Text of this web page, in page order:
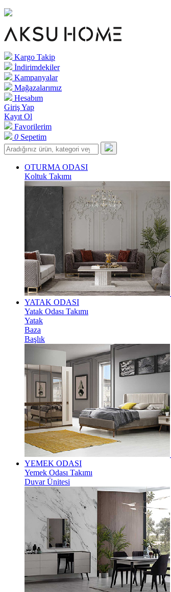
Kargo Takip
İndirimdekiler
Kampanyalar
Mağazalarımız
Hesabım
Giriş Yap
Kayıt Ol
Favorilerim
0 Sepetim
OTURMA ODASI
Koltuk Takımı
YATAK ODASI
Yatak Odası Takımı
Yatak
Baza
Başlık
YEMEK ODASI
Yemek Odası Takımı
Duvar Ünitesi